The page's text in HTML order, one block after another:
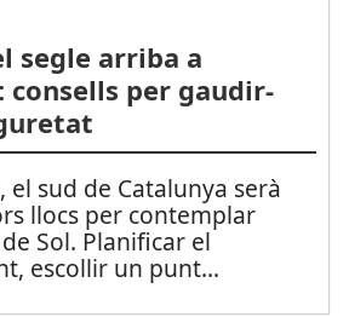
segle arriba a
consells per gaudir-
el sud de Catalunya serà
llocs per contemplar
Sol. Planificar el
escollir un punt...